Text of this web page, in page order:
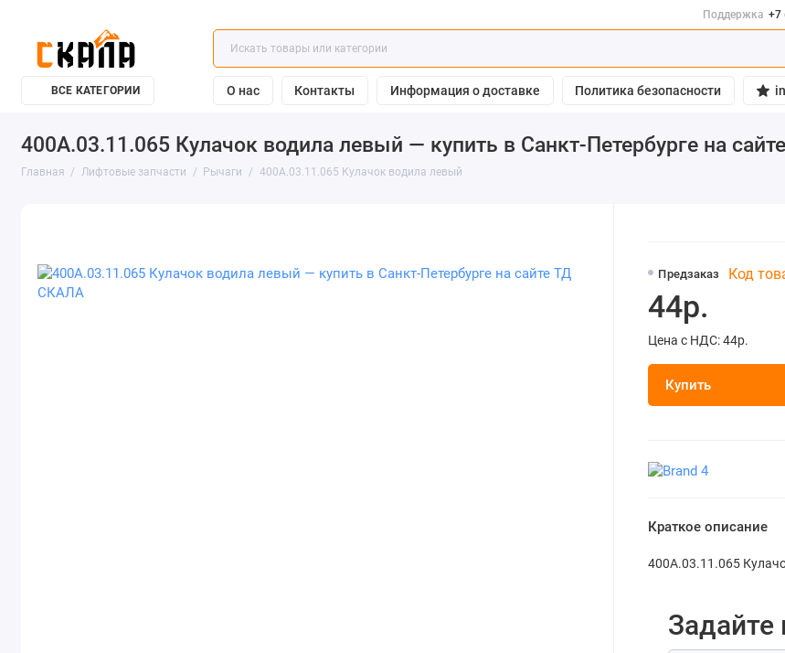
Поддержка +7
ВСЕ КАТЕГОРИИ О нас Контакты Информация о доставке Политика безопасности
400А.03.11.065 Кулачок водила левый — купить в Санкт-Петербурге на
Главная Лифтовые запчасти Рычаги 400А.03.11.065 Кулачок водила левый
Предзаказ Код
44р.
Цена с НДС: 44р.
Купить
Краткое описание
400А.03.11.065
Задайте